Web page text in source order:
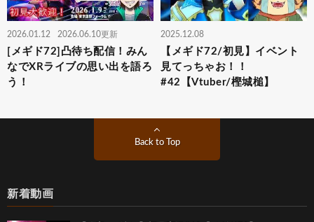
2026.01.12 2026.06.10更新
[メギド72]凸待ち配信！みん
なでXRライブの思い出を語ろ
う！
2025.12.08
【メギド72/初見】イベント
見てっちゃお！！
#42【Vtuber/樫城槌】
Back to Top
新着動画